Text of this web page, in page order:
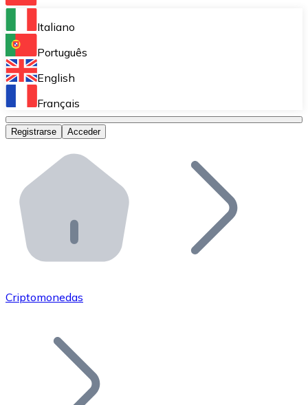
Bitnovo Ramp
Integra nuestra solución en tu plataforma.
Bitnovo Giftcards
Bitnovo OTC
Bitnovo ATM
Integra un ATM Bitnovo en tu negocio y permite que
Bitnovo API
Integra nuestra API en tu ecosistema.
Únete a nuestra red de distribuidores.
Añade tu proyecto a nuestro ecosistema.
Italiano
Português
English
Français
Registrarse Acceder
Criptomonedas